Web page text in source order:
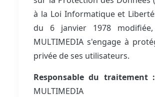
à la Loi Informatique et
du 6 janvier 1978 modifiée,
MULTIMEDIA s'engage à
privée de ses utilisateurs.
Responsable du traitement :
MULTIMEDIA